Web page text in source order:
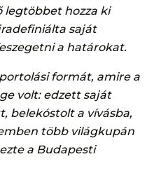
legtöbbet hozza ki
saját
a határokat.
formát, amire a
volt: edzett saját
belekóstolt a vívásba,
több világkupán
a Budapesti